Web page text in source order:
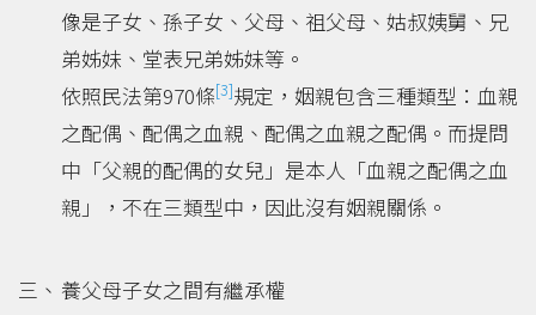
像是子女、孫子女、父母、祖父母、姑叔姨舅、兄
弟姊妹、堂表兄弟姊妹等。
依照民法第970條[3]規定，姻親包含三種類型：血親
之配偶、配偶之血親、配偶之血親之配偶。而提問
中「父親的配偶的女兒」是本人「血親之配偶之血
親」，不在三類型中，因此沒有姻親關係。
養父母子女之間有繼承權